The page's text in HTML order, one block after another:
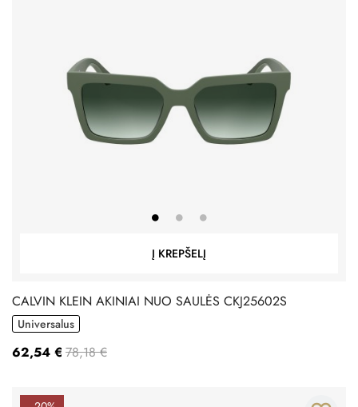
Į KREPŠELĮ
CALVIN KLEIN AKINIAI NUO SAULĖS CKJ25602S
Universalus
62,54 € 78,18 €